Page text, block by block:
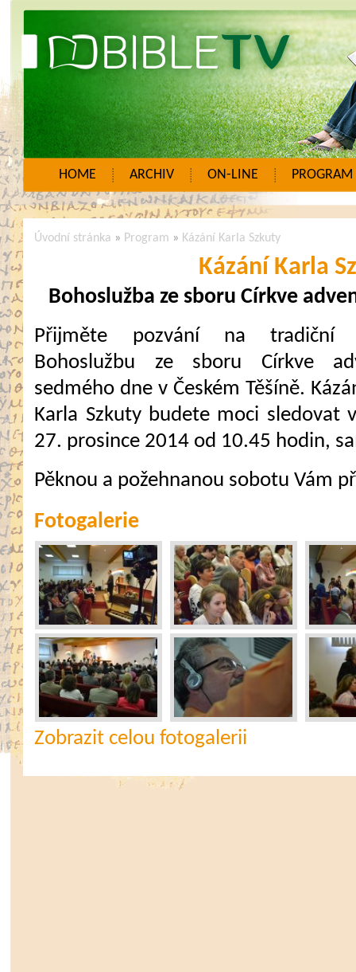
HOME ARCHIV ON-LINE PROGRAM
Úvodní stránka » Program » Kázání Karla Szkuty
Kázání Karla
Bohoslužba ze sboru Církve
Přijměte pozvání na tradiční
Bohoslužbu ze sboru Církve
sedmého dne v Českém Těšíně.
Karla Szkuty budete moci sledovat
27. prosince 2014 od 10.45 hodin,
Pěknou a požehnanou sobotu Vám
Fotogalerie
Zobrazit celou fotogalerii